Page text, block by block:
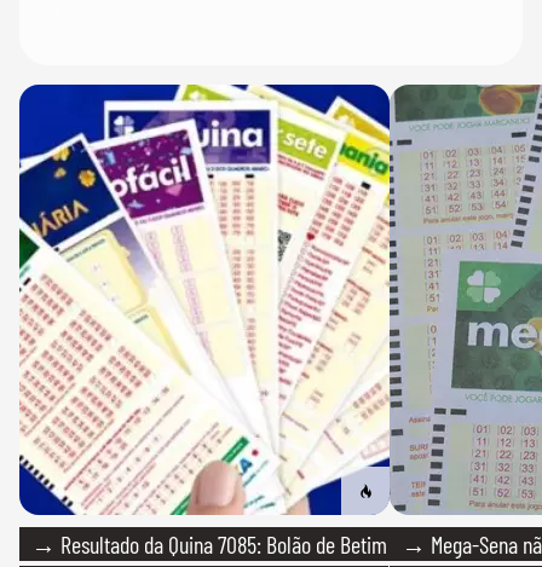
→ Resultado da Quina 7085: Bolão de Betim
→ Mega-Sena